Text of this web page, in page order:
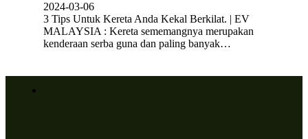
2024-03-06
3 Tips Untuk Kereta Anda Kekal Berkilat. | EV
MALAYSIA : Kereta sememangnya merupakan
kenderaan serba guna dan paling banyak…